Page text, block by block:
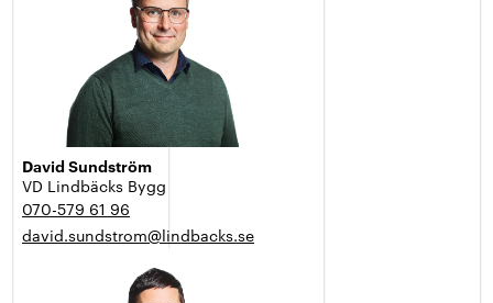
David Sundström
VD Lindbäcks Bygg
070-579 61 96
david.sundstrom@lindbacks.se